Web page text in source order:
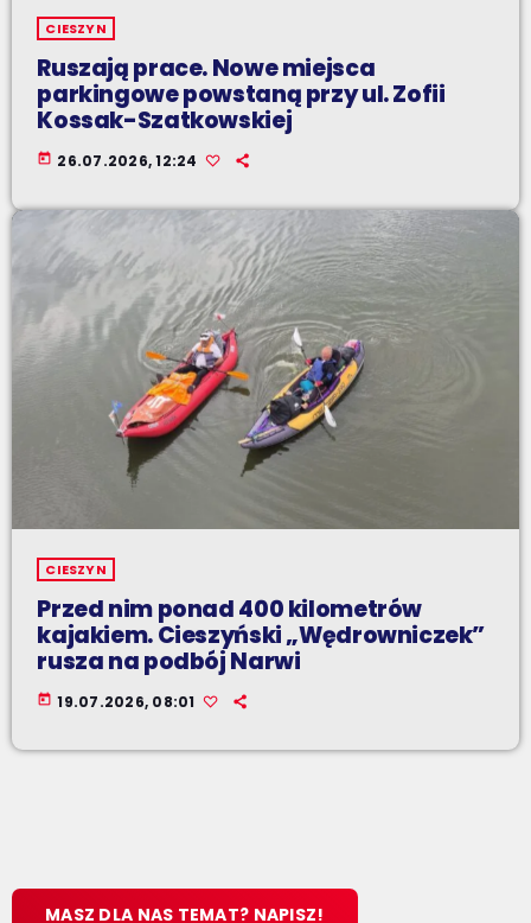
CIESZYN
Ruszają prace. Nowe miejsca
parkingowe powstaną przy ul. Zofii
Kossak-Szatkowskiej
today 26.07.2026, 12:24
CIESZYN
Przed nim ponad 400 kilometrów
kajakiem. Cieszyński „Wędrowniczek”
rusza na podbój Narwi
today 19.07.2026, 08:01
MASZ DLA NAS TEMAT? NAPISZ!